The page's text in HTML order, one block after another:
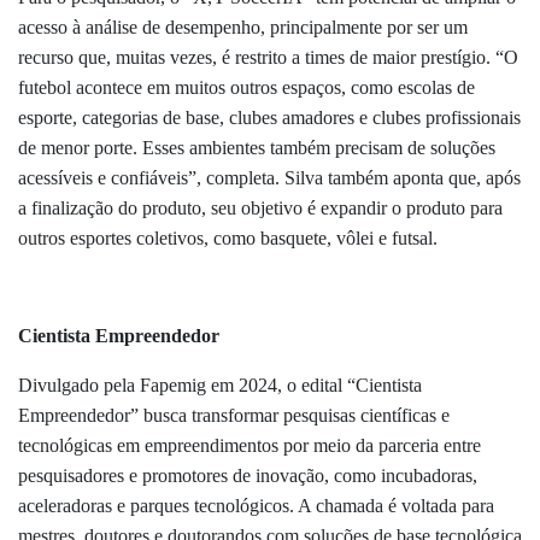
acesso à análise de desempenho, principalmente por ser um
recurso que, muitas vezes, é restrito a times de maior prestígio. “O
futebol acontece em muitos outros espaços, como escolas de
esporte, categorias de base, clubes amadores e clubes profissionais
de menor porte. Esses ambientes também precisam de soluções
acessíveis e confiáveis”, completa. Silva também aponta que, após
a finalização do produto, seu objetivo é expandir o produto para
outros esportes coletivos, como basquete, vôlei e futsal.
Cientista Empreendedor
Divulgado pela Fapemig em 2024, o edital “Cientista
Empreendedor” busca transformar pesquisas científicas e
tecnológicas em empreendimentos por meio da parceria entre
pesquisadores e promotores de inovação, como incubadoras,
aceleradoras e parques tecnológicos. A chamada é voltada para